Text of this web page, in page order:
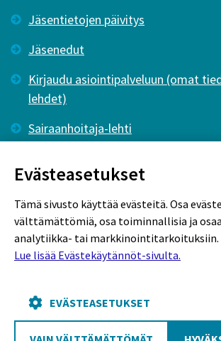
Jäsentietojen päivitys
Jäsenedut
Kirjaudu asiointipalveluun (omat
lehdet)
Sairaanhoitaja-lehti
Evästekäytännöt
Evästeasetukset
Tämä sivusto käyttää evästeitä. Osa
välttämättömiä, osa toiminnallisia ja
analytiikka- tai markkinointitarkoituksiin.
Lue lisää Evästekäytännöt-sivulta.
EVÄSTEASETUKSET